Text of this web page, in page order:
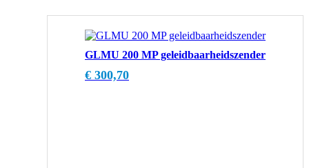
GLMU 200 MP geleidbaarheidszender
€ 300,70